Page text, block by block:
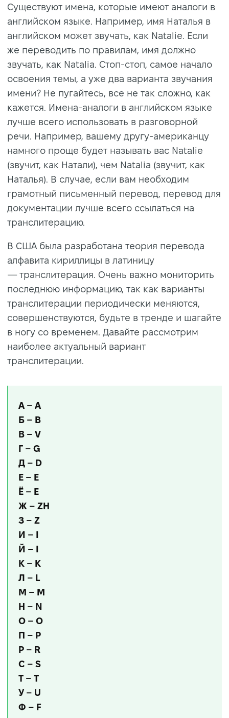
Существуют имена, которые имеют аналоги в
английском языке. Например, имя Наталья в
английском может звучать, как Natalie. Если
же переводить по правилам, имя должно
звучать, как Natalia. Стоп-стоп, самое начало
освоения темы, а уже два варианта звучания
имени? Не пугайтесь, все не так сложно, как
кажется. Имена-аналоги в английском языке
лучше всего использовать в разговорной
речи. Например, вашему другу-американцу
намного проще будет называть вас Natalie
(звучит, как Натали), чем Natalia (звучит, как
Наталья). В случае, если вам необходим
грамотный письменный перевод, перевод для
документации лучше всего ссылаться на
транслитерацию.
В США была разработана теория перевода
алфавита кириллицы в латиницу
— транслитерация. Очень важно мониторить
последнюю информацию, так как варианты
транслитерации периодически меняются,
совершенствуются, будьте в тренде и шагайте
в ногу со временем. Давайте рассмотрим
наиболее актуальный вариант
транслитерации.
А – A
Б – B
В – V
Г – G
Д – D
Е – E
Ё – E
Ж – ZH
З – Z
И – I
Й – I
К – K
Л – L
М – M
Н – N
О – O
П – P
Р – R
С – S
Т – T
У – U
Ф – F